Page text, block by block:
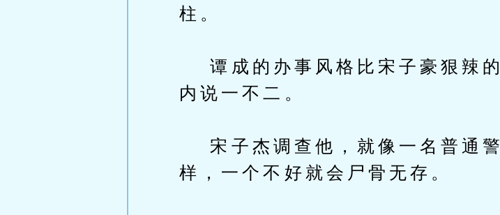
柱。
谭成的办事风格比宋子豪狠辣的
内说一不二。
宋子杰调查他，就像一名普通
样，一个不好就会尸骨无存。